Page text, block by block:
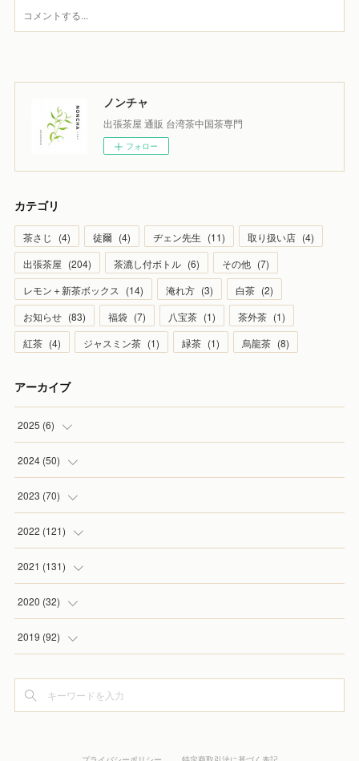
ノンチャ
出張茶屋 通販 台湾茶中国茶専門
フォロー
カテゴリ
茶さじ (4) 徒爾 (4) ヂェン先生 (11) 取り扱い店 (4)
出張茶屋 (204) 茶漉し付ボトル (6) その他 (7)
レモン＋新茶ボックス
(14) 淹れ方 (3) 白茶 (2)
お知らせ (83) 福袋 (7) 八宝茶 (1) 茶外茶 (1)
紅茶 (4) ジャスミン茶 (1) 緑茶 (1) 烏龍茶 (8)
アーカイブ
2025 (6)
(1
(2
(1)
(1)
2024 (50)
(5
(4)
(5)
(7
(6)
2023 (70)
(4)
(2)
(4
(5
(6)
2022 (121)
(7)
(6
(13
(14)
2021 (131)
(8
(9
(9
2020 (32)
(1
(
2019 (92)
(